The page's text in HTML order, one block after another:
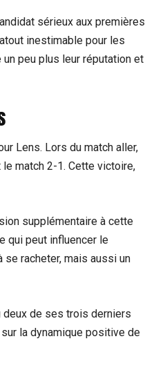
sérieux aux premières
inestimable pour les
peu plus leur réputation et
Lens. Lors du match aller,
match 2-1. Cette victoire,
supplémentaire à cette
qui peut influencer le
racheter, mais aussi un
deux de ses trois derniers
la dynamique positive de